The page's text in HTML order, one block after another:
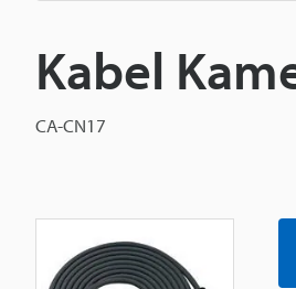
Kabel
CA-CN17